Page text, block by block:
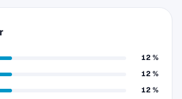
12 %
12 %
12 %